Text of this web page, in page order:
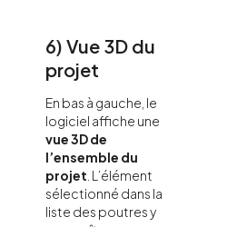
6) Vue 3D du
projet
En bas à gauche, le
logiciel affiche une
vue 3D de
l’ensemble du
projet . L’élément
sélectionné dans la
liste des poutres y